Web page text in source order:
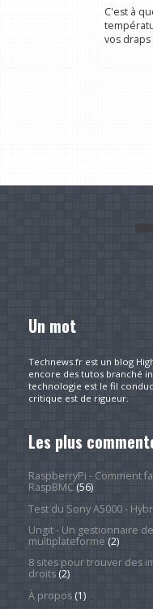
C'est à
vos draps
Un mot
Technews.fr est un blog
encore des tutos branché
technologie est le fil
critique est de rigueur.
Les plus
RaspberryPi - Comment
RaspBMC(56)
Test du Sony A5000 -
Ungit - Un gestionnaire
multiplateforme (2)
8 sites pour trouver des
droits(2)
À propos(1)